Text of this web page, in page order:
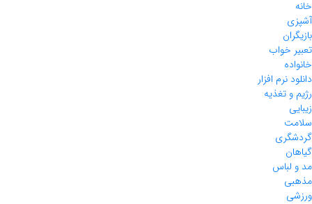
خواب
نرم افزار
تغذیه